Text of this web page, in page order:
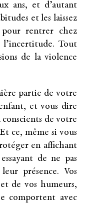
ans, et d’autant
et les laissez
pour rentrer chez
Tout
de la violence
partie de votre
et vous dire
conscients de votre
ce, même si vous
en affichant
de ne pas
présence. Vos
de vos humeurs,
comportent avec